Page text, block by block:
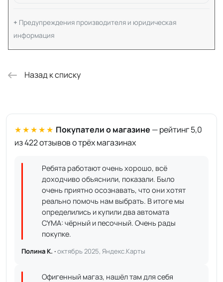
Предупреждения производителя и юридическая
информация
Назад к списку
★★★★★ Покупатели о магазине — рейтинг 5,0
из 422 отзывов о трёх магазинах
Ребята работают очень хорошо, всё
доходчиво объяснили, показали. Было
очень приятно осознавать, что они хотят
реально помочь нам выбрать. В итоге мы
определились и купили два автомата
CYMA: чёрный и песочный. Очень рады
покупке.
Полина К. ·октябрь 2025, Яндекс.Карты
Офигенный магаз, нашёл там для себя